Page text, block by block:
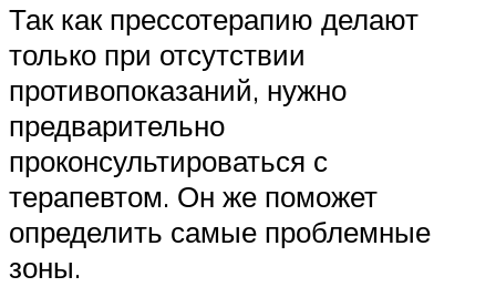
Так как прессотерапию делают
только при отсутствии
противопоказаний, нужно
предварительно
проконсультироваться с
терапевтом. Он же поможет
определить самые проблемные
зоны.